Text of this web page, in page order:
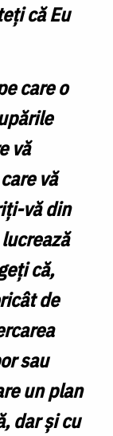
că Eu
care o
vă
vă
vă din
că,
de
sau
un plan
dar și cu